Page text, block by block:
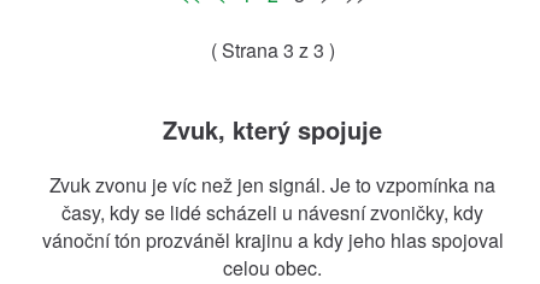
( Strana3 z 3 )
Zvuk, který spojuje
Zvuk zvonu je víc než jen signál. Je to vzpomínka na
časy, kdy se lidé scházeli u návesní zvoničky, kdy
vánoční tón prozváněl krajinu a kdy jeho hlas spojoval
celou obec.